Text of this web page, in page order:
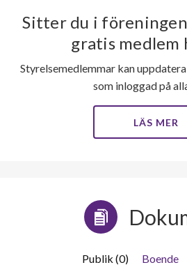
Sitter du i
gratis medlem
Styrelsemedlemmar kan
som inloggad på
LÄS MER
Publik (0) Boende